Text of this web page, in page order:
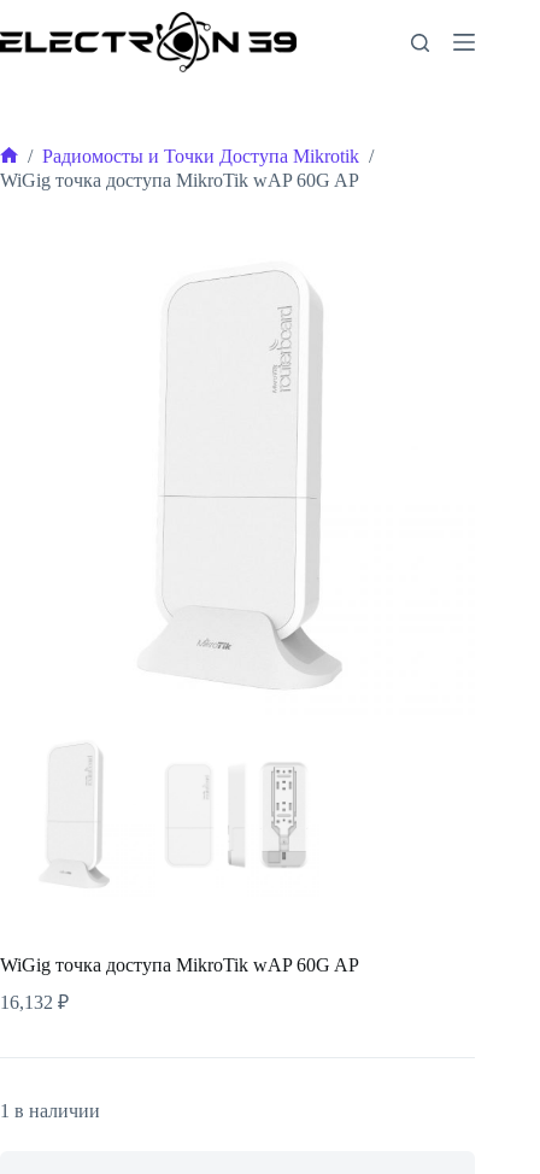
к
сути
Главная
/ Радиомосты и Точки Доступа Mikrotik /
WiGig точка доступа MikroTik wAP 60G AP
WiGig точка доступа MikroTik wAP 60G AP
16,132 ₽
1 в наличии